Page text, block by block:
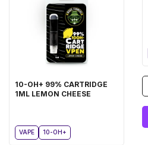
10-OH+ 99% CARTRIDGE
1ML LEMON CHEESE
VAPE 10-OH+